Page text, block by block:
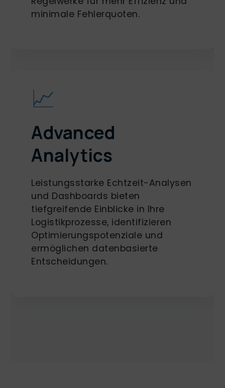
minimale Fehlerquoten.
📈
Advanced
Analytics
Leistungsstarke Echtzeit-Analysen
und Dashboards bieten
tiefgreifende Einblicke in Ihre
Logistikprozesse, identifizieren
Optimierungspotenziale und
ermöglichen datenbasierte
Entscheidungen.